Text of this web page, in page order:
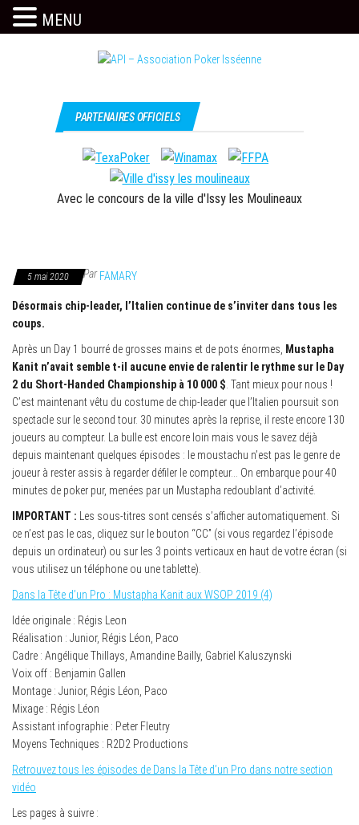
Association
Isséenne
c'est
l'API
PARTENAIRES OFFICIELS
Avec le concours de la ville d'Issy les Moulineaux
5 mai 2020 ParFAMARY
Désormais chip-leader, l’Italien continue de s’inviter dans tous les
coups.
Après un Day 1 bourré de grosses mains et de pots énormes,
Mustapha
Kanit n’avait semble t-il aucune envie de ralentir le rythme sur le Day
2 du Short-Handed Championship à 10 000 $ . Tant mieux pour nous !
C’est maintenant vêtu du costume de chip-leader que l’Italien poursuit son
spectacle sur le second tour. 30 minutes après la reprise, il reste encore 130
joueurs au compteur. La bulle est encore loin mais vous le savez déjà
depuis maintenant quelques épisodes : le moustachu n’est pas le genre de
joueur à rester assis à regarder défiler le compteur… On embarque pour 40
minutes de poker pur, menées par un Mustapha redoublant d’activité.
IMPORTANT : Les sous-titres sont censés s’afficher automatiquement. Si
ce n’est pas le cas, cliquez sur le bouton “CC” (si vous regardez l’épisode
depuis un ordinateur) ou sur les 3 points verticaux en haut de votre écran (si
vous utilisez un téléphone ou une tablette).
Dans la Tête d’un Pro : Mustapha Kanit aux WSOP 2019 (4)
Idée originale : Régis Leon
Réalisation : Junior, Régis Léon, Paco
Cadre : Angélique Thillays, Amandine Bailly, Gabriel Kaluszynski
Voix off : Benjamin Gallen
Montage : Junior, Régis Léon, Paco
Mixage : Régis Léon
Assistant infographie : Peter Fleutry
Moyens Techniques : R2D2 Productions
Retrouvez tous les épisodes de Dans la Tête d’un Pro dans notre section
vidéo
Les pages à suivre :
MENU